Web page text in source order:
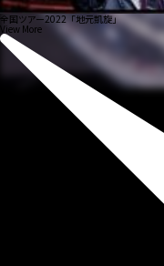
全国ツアー2022「地元凱旋」
View More